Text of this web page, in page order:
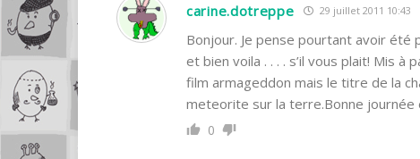
carine.dotreppe 29 juillet 2011 10:43
Bonjour. Je pense pourtant avoir été
et bien voila . . . . s’il vous plait! Mis
film armageddon mais le titre de la
meteorite sur la terre.Bonne journée
0